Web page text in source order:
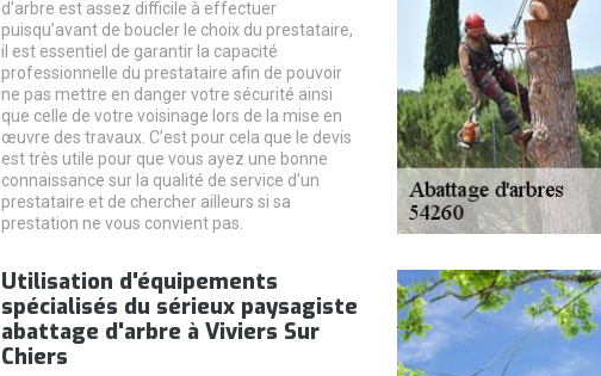
d’arbre est assez difficile à effectuer
puisqu’avant de boucler le choix du prestataire,
il est essentiel de garantir la capacité
professionnelle du prestataire afin de pouvoir
ne pas mettre en danger votre sécurité ainsi
que celle de votre voisinage lors de la mise en
œuvre des travaux. C’est pour cela que le devis
est très utile pour que vous ayez une bonne
connaissance sur la qualité de service d’un
prestataire et de chercher ailleurs si sa
prestation ne vous convient pas.
Utilisation d'équipements
spécialisés du sérieux paysagiste
abattage d'arbre à Viviers Sur
Chiers